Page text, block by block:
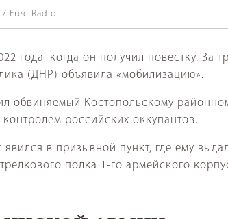
/ Free Radio
года, когда он получил повестку. За
(ДНР) объявила «мобилизацию».
обвиняемый Костопольскому
российских оккупантов.
в призывной пункт, где ему
полка 1-го армейского